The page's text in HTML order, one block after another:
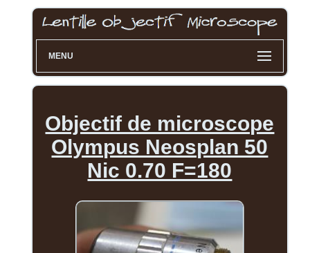
MENU
Objectif de microscope
Olympus Neosplan 50
Nic 0.70 F=180